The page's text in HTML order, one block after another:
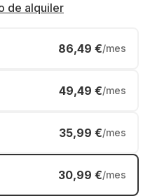
de alquiler
86,49 €/mes
49,49 €/mes
35,99 €/mes
30,99 €/mes